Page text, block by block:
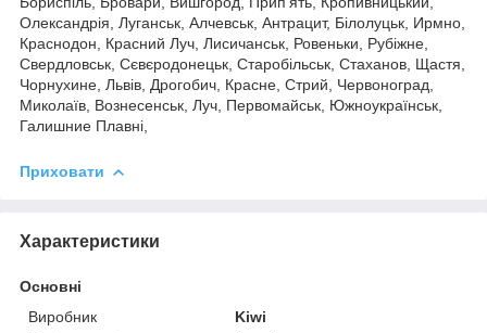
Олександрія, Луганськ, Алчевськ, Антрацит, Білолуцьк, Ирмно,
Краснодон, Красний Луч, Лисичанськ, Ровеньки, Рубіжне,
Свердловськ, Сєвєродонецьк, Старобільськ, Стаханов, Щастя,
Чорнухине, Львів, Дрогобич, Красне, Стрий, Червоноград,
Миколаїв, Вознесенськ, Луч, Первомайськ, Южноукраїнськ,
Галишние Плавні,
Приховати
Характеристики
Основні
Виробник
Kiwi